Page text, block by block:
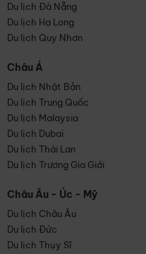
Du lịch Đà Nẵng
Du lịch Hạ Long
Du lịch Quy Nhơn
Châu Á
Du lịch Nhật Bản
Du lịch Trung Quốc
Du lịch Malaysia
Du lịch Dubai
Du lịch Thái Lan
Du lịch Trương Gia Giới
Châu Âu - Úc - Mỹ
Du lịch Châu Âu
Du lịch Đức
Du lịch Thụy Sĩ